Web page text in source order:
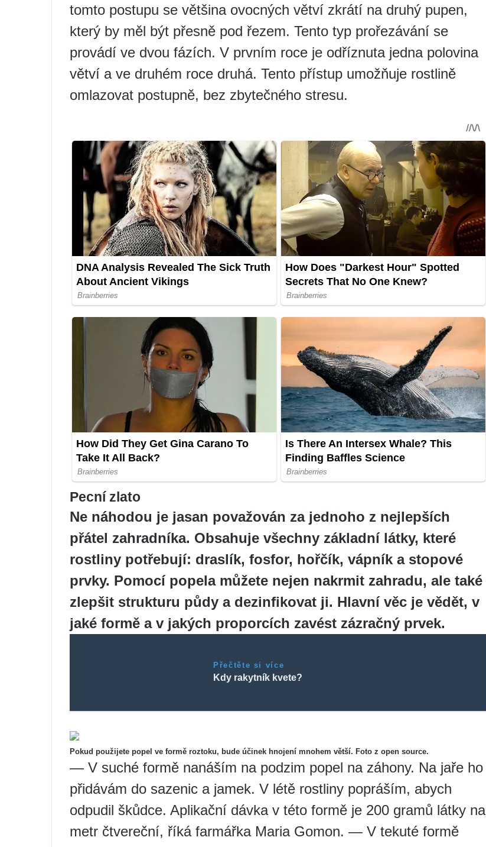
tomto postupu se většina ovocných větví zkrátí na druhý pupen,
který by měl být přesně pod řezem. Tento typ prořezávání se
provádí ve dvou fázích. V prvním roce je odříznuta jedna polovina
větví a ve druhém roce druhá. Tento přístup umožňuje rostlině
omlazovat postupně, bez zbytečného stresu.
Pecní zlato
Ne náhodou je jasan považován za jednoho z nejlepších
přátel zahradníka. Obsahuje všechny základní látky, které
rostliny potřebují: draslík, fosfor, hořčík, vápník a stopové
prvky. Pomocí popela můžete nejen nakrmit zahradu, ale také
zlepšit strukturu půdy a dezinfikovat ji. Hlavní věc je vědět, v
jaké formě a v jakých proporcích zavést zázračný prvek.
Přečtěte si více
Kdy rakytník kvete?
Pokud použijete popel ve formě roztoku, bude účinek hnojení mnohem větší. Foto z open source.
— V suché formě nanáším na podzim popel na záhony. Na jaře ho
přidávám do sazenic a jamek. V létě rostliny popráším, abych
odpudil škůdce. Aplikační dávka v této formě je 200 gramů látky na
metr čtvereční, říká farmářka Maria Gomon. — V tekuté formě